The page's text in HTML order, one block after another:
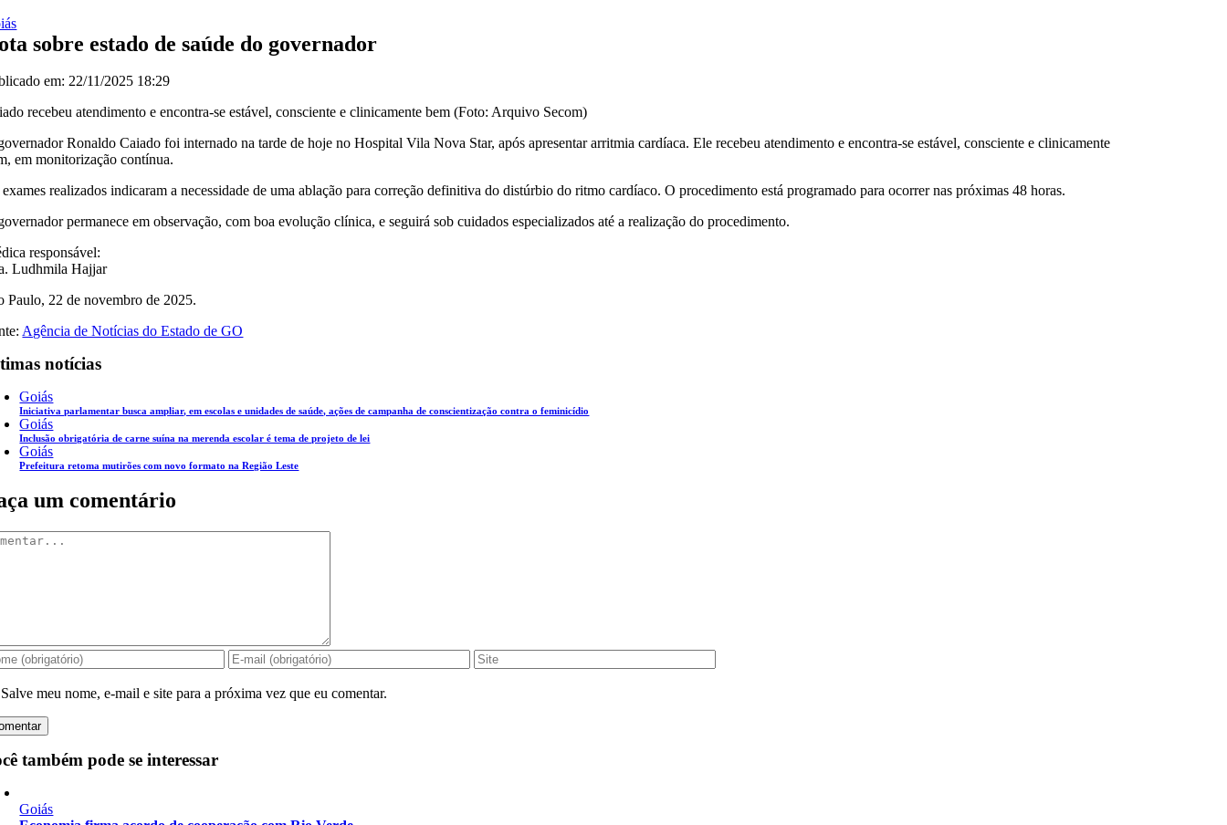
sobre estado de saúde do governador
em: 22/11/2025 18:29
recebeu atendimento e encontra-se estável, consciente e clinicamente bem (Foto: Arquivo Secom)
Ronaldo Caiado foi internado na tarde de hoje no Hospital Vila Nova Star, após apresentar arritmia cardíaca. Ele recebeu atendimento e encontra-se estável, consciente e clinicamente
em monitorização contínua.
exames realizados indicaram a necessidade de uma ablação para correção definitiva do distúrbio do ritmo cardíaco. O procedimento está programado para ocorrer nas próximas 48 horas.
permanece em observação, com boa evolução clínica, e seguirá sob cuidados especializados até a realização do procedimento.
responsável:
Ludhmila Hajjar
Paulo, 22 de novembro de 2025.
Agência de Notícias do Estado de GO
notícias
Goiás
Iniciativa parlamentar busca ampliar, em escolas e unidades de saúde, ações de campanha de conscientização contra o feminicídio
Goiás
Inclusão obrigatória de carne suína na merenda escolar é tema de projeto de lei
Goiás
Prefeitura retoma mutirões com novo formato na Região Leste
um comentário
Salve meu nome, e-mail e site para a próxima vez que eu comentar.
também pode se interessar
Goiás